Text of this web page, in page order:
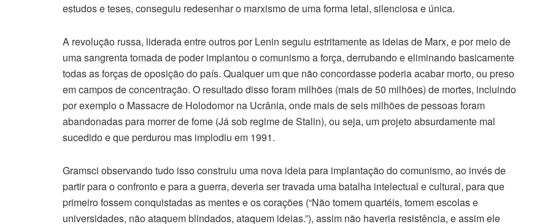
estudos e teses, conseguiu redesenhar o marxismo de uma forma letal, silenciosa e única.
A revolução russa, liderada entre outros por Lenin seguiu estritamente as ideias de Marx, e por meio de
uma sangrenta tomada de poder implantou o comunismo a força, derrubando e eliminando basicamente
todas as forças de oposição do país. Qualquer um que não concordasse poderia acabar morto, ou preso
em campos de concentração. O resultado disso foram milhões (mais de 50 milhões) de mortes, incluindo
por exemplo o Massacre de Holodomor na Ucrânia, onde mais de seis milhões de pessoas foram
abandonadas para morrer de fome (Já sob regime de Stalin), ou seja, um projeto absurdamente mal
sucedido e que perdurou mas implodiu em 1991.
Gramsci observando tudo isso construiu uma nova ideia para implantação do comunismo, ao invés de
partir para o confronto e para a guerra, deveria ser travada uma batalha intelectual e cultural, para que
primeiro fossem conquistadas as mentes e os corações (“Não tomem quartéis, tomem escolas e
universidades, não ataquem blindados, ataquem ideias.”), assim não haveria resistência, e assim ele